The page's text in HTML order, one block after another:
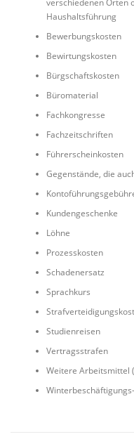
verschiedenen Orten
Haushaltsführung
Bewerbungskosten
Bewirtungskosten
Bürgschaftskosten
Büromaterial
Fachkongresse
Fachzeitschriften
Führerscheinkosten
Gegenstände, die
Kundengeschenke
Löhne
Prozesskosten
Schadenersatz
Sprachkurs
Studienreisen
Vertragsstrafen
Weitere Arbeitsmittel